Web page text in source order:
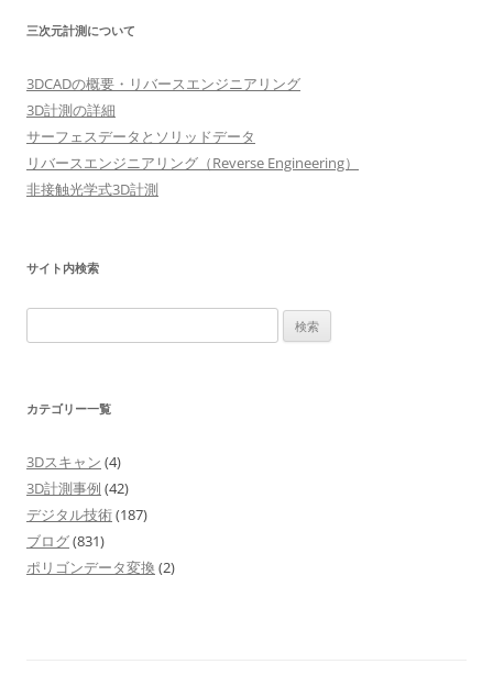
ビ
ー
シ
ョ
ン
三次元計測について
3DCADの概要・リバースエンジニアリング
3D計測の詳細
サーフェスデータとソリッドデータ
リバースエンジニアリング（Reverse Engineering）
非接触光学式3D計測
サイト内検索
索:
カテゴリー一覧
3Dスキャン (4)
3D計測事例 (42)
デジタル技術(187)
ブログ(831)
ポリゴンデータ変換 (2)